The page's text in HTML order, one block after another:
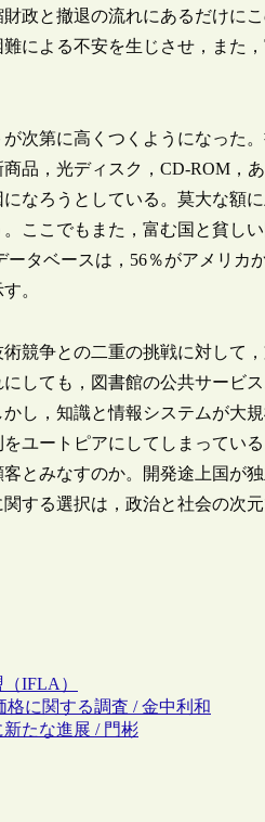
政と撤退の流れにあるだけに
による不安を生じさせ，また
次第に高くつくようになった
品，光ディスク，CD-ROM，
なろうとしている。莫大な額
ここでもまた，富む国と貧し
タベースは，56％がアメリカ
。
競争との二重の挑戦に対して
しても，図書館の公共サービ
し，知識と情報システムが大
ユートピアにしてしまってい
とみなすのか。開発途上国が
する選択は，政治と社会の次
IFLA）
に関する調査 / 金中利和
たな進展 / 門彬